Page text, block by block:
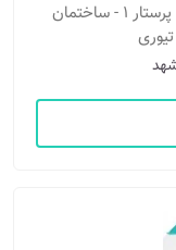
مطب 1: مشهد - خیابان احمداباد- کوچه پرستار 1 - ساختمان